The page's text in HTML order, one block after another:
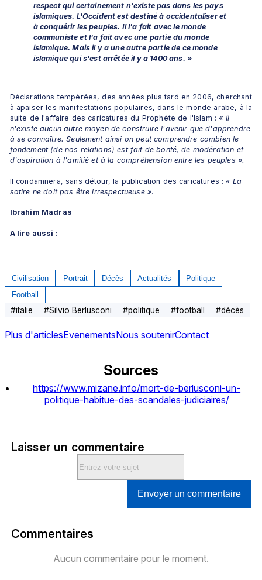
respect qui certainement n'existe pas dans les pays
islamiques. L'Occident est destiné à occidentaliser et
à conquérir les peuples. Il l'a fait avec le monde
communiste et l'a fait avec une partie du monde
islamique. Mais il y a une autre partie de ce monde
islamique qui s'est arrêtée il y a 1400 ans. »
Déclarations tempérées, des années plus tard en 2006, cherchant
à apaiser les manifestations populaires, dans le monde arabe, à la
suite de l'affaire des caricatures du Prophète de l'Islam : « Il
n'existe aucun autre moyen de construire l'avenir que d'apprendre
à se connaître. Seulement ainsi on peut comprendre combien le
fondement (de nos relations) est fait de bonté, de modération et
d'aspiration à l'amitié et à la compréhension entre les peuples ».
Il condamnera, sans détour, la publication des caricatures : « La
satire ne doit pas être irrespectueuse ».
Ibrahim Madras
A lire aussi :
Civilisation Portrait Décès Actualités
Politique
Football
#italie #Silvio Berlusconi #politique #football #décès
Plus d'articlesEvenementsNous soutenirContact
Sources
https://www.mizane.info/mort-de-berlusconi-un-
politique-habitue-des-scandales-judiciaires/
Laisser un commentaire
Envoyer un commentaire
Commentaires
Aucun commentaire pour le moment.